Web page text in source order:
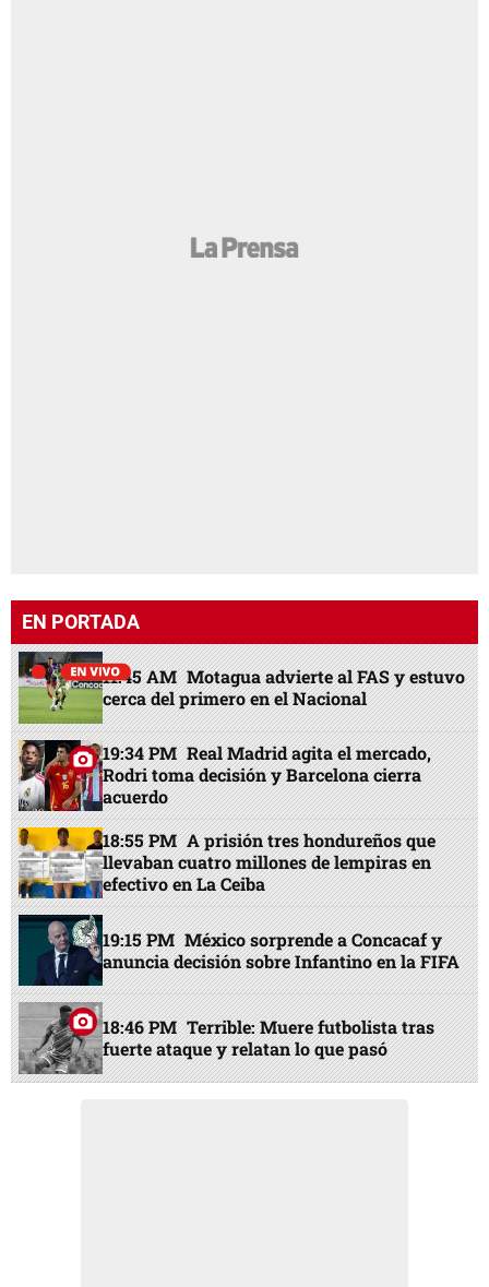
EN PORTADA
11:45 AM Motagua advierte al FAS y estuvo
cerca del primero en el Nacional
19:34 PM Real Madrid agita el mercado,
Rodri toma decisión y Barcelona cierra
acuerdo
18:55 PM A prisión tres hondureños que
llevaban cuatro millones de lempiras en
efectivo en La Ceiba
19:15 PM México sorprende a Concacaf y
anuncia decisión sobre Infantino en la FIFA
18:46 PM Terrible: Muere futbolista tras
fuerte ataque y relatan lo que pasó